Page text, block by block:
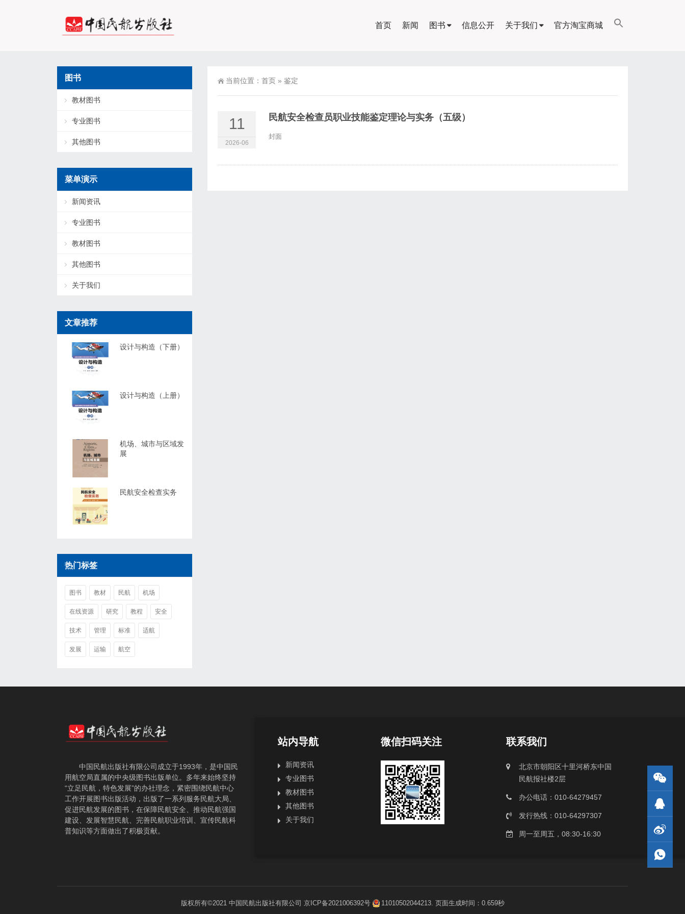
首页 新闻 图书 信息公开 关于我们 官方淘宝商城
当前位置： 首页 » 鉴定
11
2026-06
民航安全检查员职业技能鉴定理论与实务（五级）
封面
图书
教材图书
专业图书
其他图书
菜单演示
新闻资讯
专业图书
教材图书
其他图书
关于我们
文章推荐
设计与构造（下册）
设计与构造（上册）
机场、城市与区域发
展
民航安全检查实务
热门标签
图书 教材 民航 机场
在线资源 研究 教程 安全
技术 管理 标准 适航
发展 运输 航空
中国民航出版社有限公司成立于1993年，是中国民
用航空局直属的中央级图书出版单位。多年来始终坚持
“立足民航，特色发展”的办社理念，紧密围绕民航中心
工作开展图书出版活动，出版了一系列服务民航大局、
促进民航发展的图书，在保障民航安全、推动民航强国
建设、发展智慧民航、完善民航职业培训、宣传民航科
普知识等方面做出了积极贡献。
站内导航
新闻资讯
专业图书
教材图书
其他图书
关于我们
微信扫码关注 联系我们
北京市朝阳区十里河桥东中国
民航报社楼2层
办公电话：010-64279457
发行热线：010-64297307
周一至周五，08:30-16:30
版权所有©2021 中国民航出版社有限公司 京ICP备2021006392号 11010502044213. 页面生成时间：0.659秒